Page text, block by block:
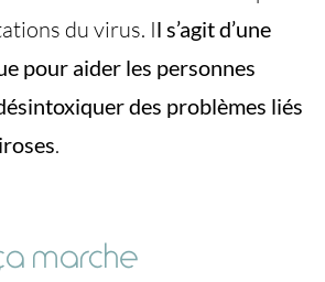
du virus. Il s’agit d’une
pour aider les personnes
des problèmes liés
.
marche